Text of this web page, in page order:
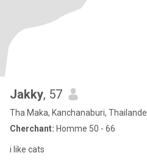
Jakky, 57
Tha Maka, Kanchanaburi, Thailande
Cherchant: Homme 50 - 66
i like cats